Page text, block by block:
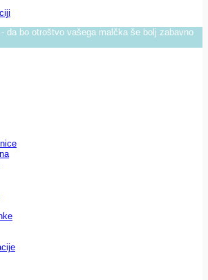
da bo otroštvo vašega malčka še bolj zabavno